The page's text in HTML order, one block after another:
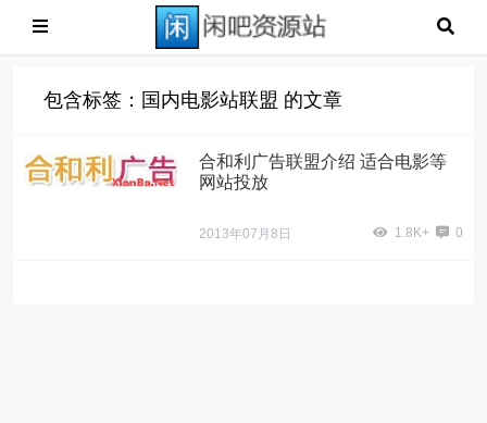
包含标签：国内电影站联盟 的文章
合和利广告联盟介绍 适合电影等
网站投放
2013年07月8日 1.8K+ 0